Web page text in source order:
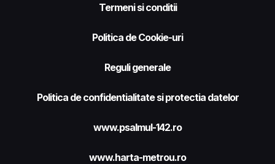
Termeni si conditii
Politica de Cookie-uri
Reguli generale
Politica de confidentialitate si protectia datelor
www.psalmul-142.ro
www.harta-metrou.ro